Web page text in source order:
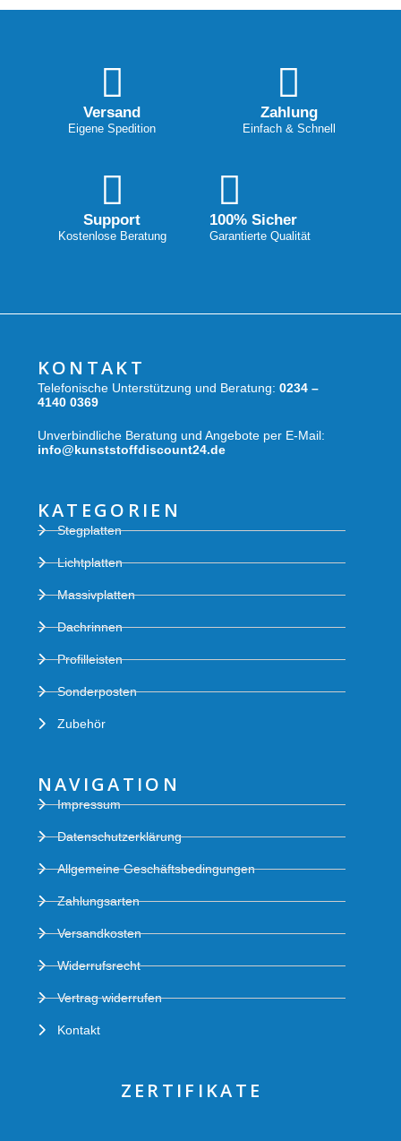
Versand
Eigene Spedition
Zahlung
Einfach & Schnell
Support
Kostenlose Beratung
100% Sicher
Garantierte Qualität
KONTAKT
Telefonische Unterstützung und Beratung: 0234 –
4140 0369
Unverbindliche Beratung und Angebote per E-Mail:
info@kunststoffdiscount24.de
KATEGORIEN
Stegplatten
Lichtplatten
Massivplatten
Dachrinnen
Profilleisten
Sonderposten
Zubehör
NAVIGATION
Impressum
Datenschutzerklärung
Allgemeine Geschäftsbedingungen
Zahlungsarten
Versandkosten
Widerrufsrecht
Vertrag widerrufen
Kontakt
ZERTIFIKATE